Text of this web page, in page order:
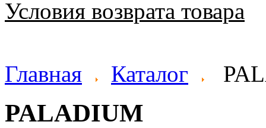
Условия возврата товара
Главная Каталог
PALADIUM